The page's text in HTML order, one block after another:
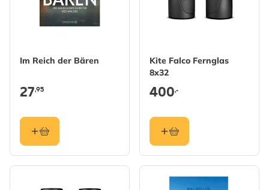
Im Reich der Bären
27,95
Kite Falco Fernglas
8x32
400,-